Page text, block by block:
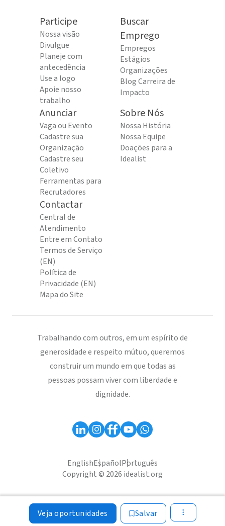
Veja oportunidades Salvar
Participe
Nossa visão
Divulgue
Planeje com
antecedência
Use a logo
Apoie nosso
trabalho
Buscar
Emprego
Empregos
Estágios
Organizações
Blog Carreira de
Impacto
Anunciar
Vaga ou Evento
Cadastre sua
Organização
Cadastre seu
Coletivo
Ferramentas para
Recrutadores
Sobre Nós
Nossa História
Nossa Equipe
Doações para a
Idealist
Contactar
Central de
Atendimento
Entre em Contato
Termos de Serviço
(EN)
Política de
Privacidade (EN)
Mapa do Site
Trabalhando com outros, em um espírito de
generosidade e respeito mútuo, queremos
construir um mundo em que todas as
pessoas possam viver com liberdade e
dignidade.
EnglishEspañolPortuguês
Copyright © 2026 idealist.org